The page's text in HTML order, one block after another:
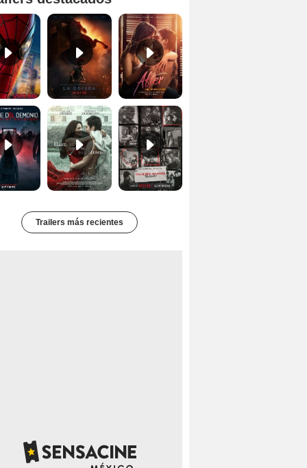
'Spider-Man Un Nuevo Día' - Tráiler oficial subtitulado Primer tráiler oficial de 'La Odisea'
Primer Tráiler Oficial Subtitulado de 'La Noche Del Demonio: Están Entre Nosotros' Primer Tráiler Oficial Subtitulado de 'Una última aventura: Detrás de cámaras de Stranger Things 5'
Trailers más recientes